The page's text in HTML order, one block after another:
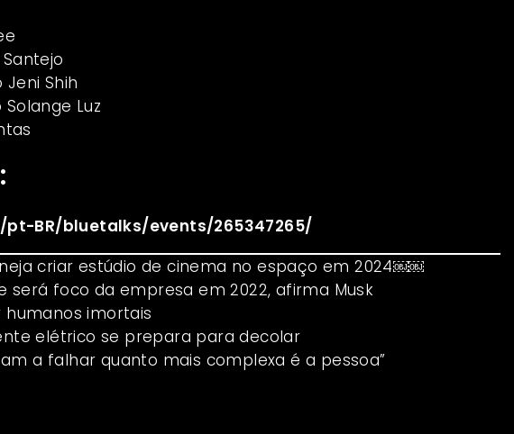
Jeni Shih
Luz
BR/bluetalks/events/265347265/
criar estúdio de cinema no espaço em 2024￼￼
será foco da empresa em 2022, afirma Musk
imortais
elétrico se prepara para decolar
a falhar quanto mais complexa é a pessoa”